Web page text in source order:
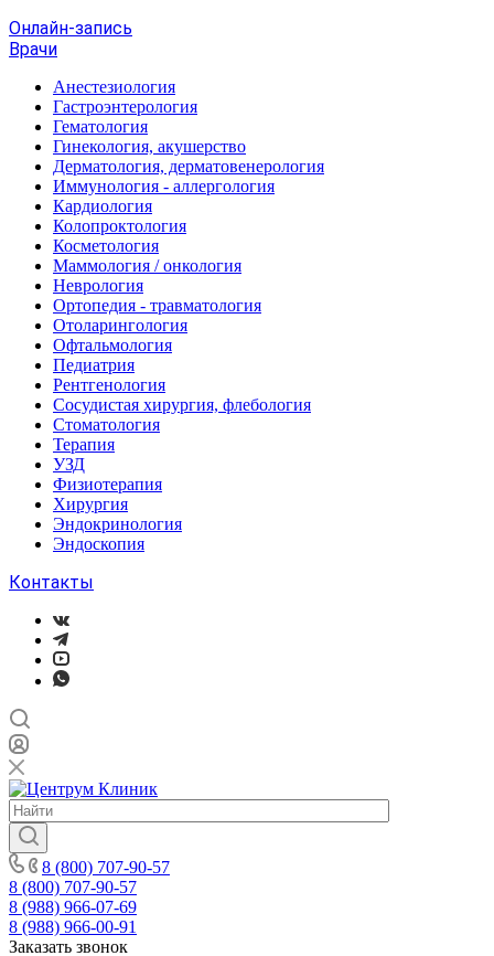
Онлайн-запись
Врачи
Анестезиология
Гастроэнтерология
Гематология
Гинекология, акушерство
Дерматология, дерматовенерология
Иммунология - аллергология
Кардиология
Колопроктология
Косметология
Маммология / онкология
Неврология
Ортопедия - травматология
Отоларингология
Офтальмология
Педиатрия
Рентгенология
Сосудистая хирургия, флебология
Стоматология
Терапия
УЗД
Физиотерапия
Хирургия
Эндокринология
Эндоскопия
Контакты
8 (800) 707-90-57
8 (800) 707-90-57
8 (988) 966-07-69
8 (988) 966-00-91
Заказать звонок